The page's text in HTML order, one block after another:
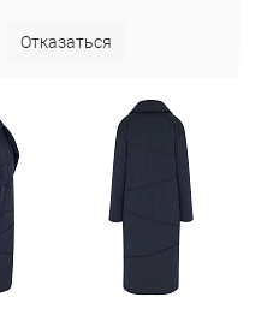
Отказаться